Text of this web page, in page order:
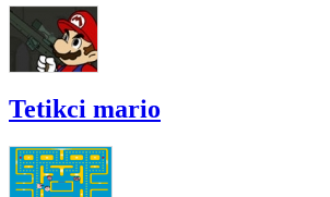
Tetikci mario